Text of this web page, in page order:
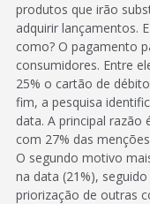
produtos que irão
adquirir lançamentos.
como? O pagamento
consumidores. Entre
25% o cartão de
fim, a pesquisa
data. A principal
com 27% das
O segundo motivo
na data (21%),
priorização de outras